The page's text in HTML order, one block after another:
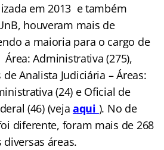
em 2013 e também
houveram mais de
a maioria para o cargo de
Administrativa (275),
Analista Judiciária – Áreas:
(24) e Oficial de
(46) (vejaaqui ). No de
diferente, foram mais de 268
áreas.